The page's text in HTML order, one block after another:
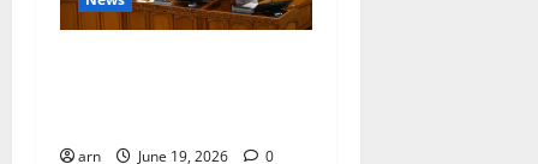
arn June 19, 2026 0